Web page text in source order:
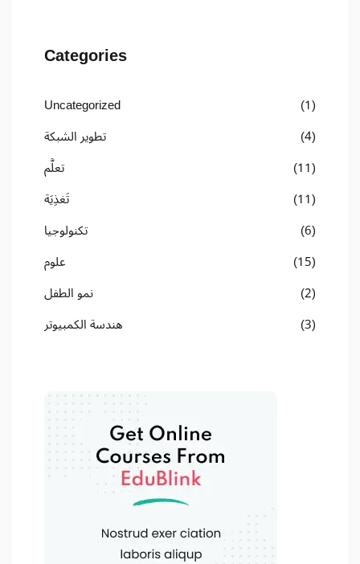
Categories
Uncategorized
(1)
تطوير الشبكة
(4)
تعلُّم
(11)
تَغذِيَة
(11)
تكنولوجيا
(6)
علوم
(15)
نمو الطفل
(2)
هندسة الكمبيوتر
(3)